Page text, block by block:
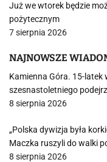
Już we wtorek będzie
pożytecznym
7 sierpnia 2026
NAJNOWSZE
Kamienna Góra. 15-
szesnastoletniego
8 sierpnia 2026
„Polska dywizja była
Maczka ruszyli do walki
8 sierpnia 2026